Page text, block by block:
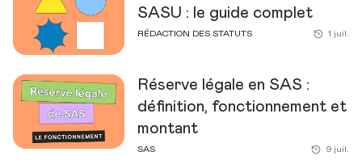
SASU : le guide complet
RÉDACTION DES STATUTS 1 juil.
Réserve légale en SAS :
définition, fonctionnement et
montant
SAS 9 juil.